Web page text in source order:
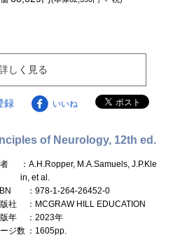
しく見る
録 いいね
of Neurology, 12th ed.
：A.H.Ropper, M.A.Samuels, J.P.Kle
in, et al.
：978-1-264-26452-0
社
：MCGRAW HILL EDUCATION
年
：2023年
ジ数 ：1605pp.